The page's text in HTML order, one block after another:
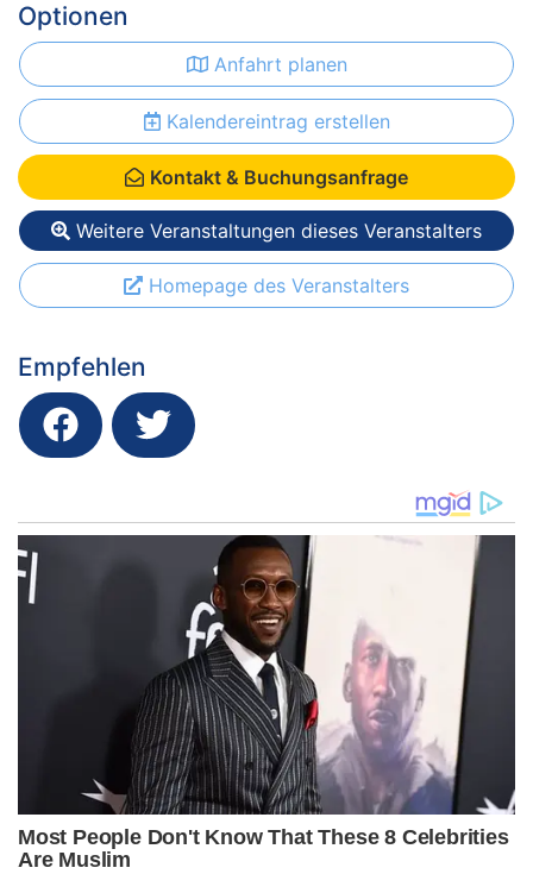
Optionen
Anfahrt planen
Kalendereintrag erstellen
Kontakt & Buchungsanfrage
Weitere Veranstaltungen dieses Veranstalters
Homepage des Veranstalters
Empfehlen